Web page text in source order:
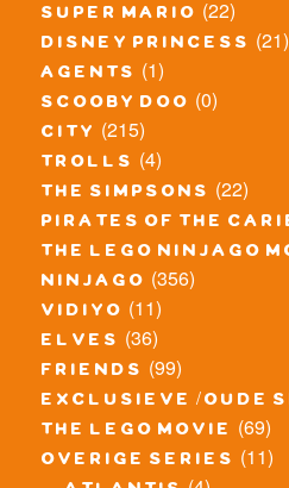
super mario (22)
disney princess (21)
agents (1)
scooby doo (0)
city (215)
trolls (4)
the simpsons (22)
pirates of the
the lego ninjago
ninjago (356)
vidiyo (11)
elves (36)
friends (99)
exclusieve / oude
the lego movie (69)
overige series (11)